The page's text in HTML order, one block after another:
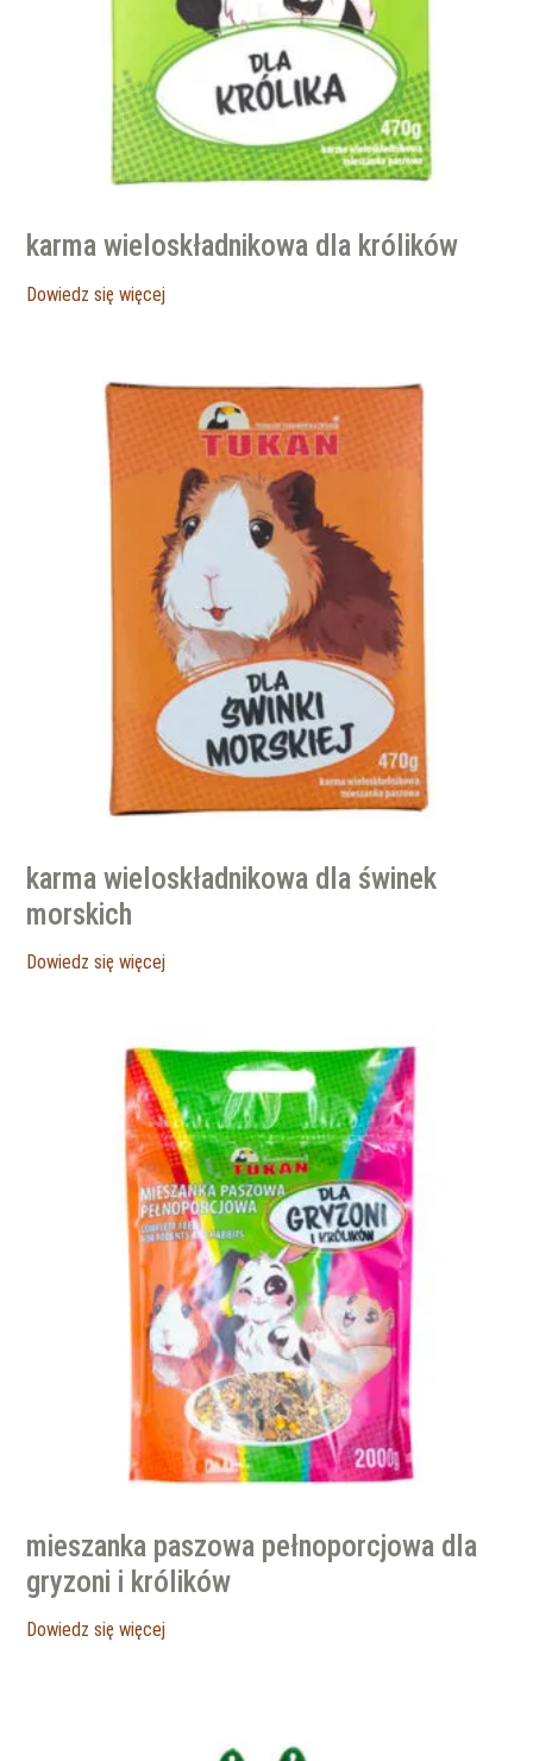
karma wieloskładnikowa dla królików
Dowiedz się więcej
karma wieloskładnikowa dla świnek
morskich
Dowiedz się więcej
mieszanka paszowa pełnoporcjowa dla
gryzoni i królików
Dowiedz się więcej